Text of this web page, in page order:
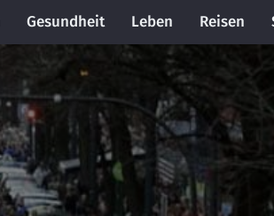
Gesundheit Leben Reisen